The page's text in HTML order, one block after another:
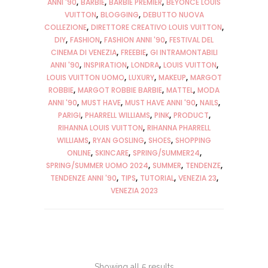
ANNI '90 BARBIE BARBIE PREMIER BEYONCÈ LOUIS
VUITTON BLOGGING DEBUTTO NUOVA
COLLEZIONE DIRETTORE CREATIVO LOUIS VUITTON
DIY FASHION FASHION ANNI '90 FESTIVAL DEL
CINEMA DI VENEZIA FREEBIE GI INTRAMONTABILI
ANNI '90 INSPIRATION LONDRA LOUIS VUITTON
LOUIS VUITTON UOMO LUXURY MAKEUP MARGOT
ROBBIE MARGOT ROBBIE BARBIE MATTEL MODA
ANNI '90 MUST HAVE MUST HAVE ANNI '90 NAILS
PARIGI PHARRELL WILLIAMS PINK PRODUCT
RIHANNA LOUIS VUITTON RIHANNA PHARRELL
WILLIAMS RYAN GOSLING SHOES SHOPPING
ONLINE SKINCARE SPRING/SUMMER24
SPRING/SUMMER UOMO 2024 SUMMER TENDENZE
TENDENZE ANNI '90 TIPS TUTORIAL VENEZIA 23
VENEZIA 2023